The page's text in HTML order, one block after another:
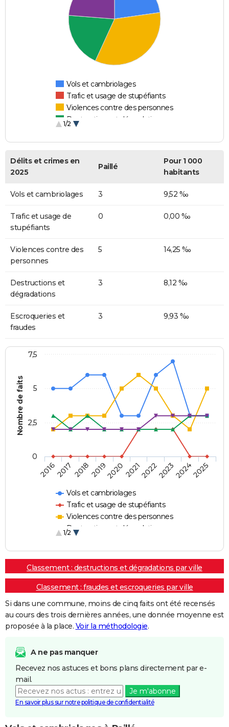
Vols et cambriolages
Trafic et usage de stupéfiants
Violences contre des personnes
Destructions et dégradations
1/2
Délits et crimes en
2025
Paillé
Pour 1 000
habitants
Vols et cambriolages 3 9,52 ‰
Trafic et usage de
stupéfiants
0 0,00 ‰
Violences contre des
personnes
5 14,25 ‰
Destructions et
dégradations
3 8,12 ‰
Escroqueries et
fraudes
3 9,93 ‰
Nombre de faits
Vols et cambriolages
Trafic et usage de stupéfiants
Violences contre des personnes
Destructions et dégradations
1/2
20162017 20182019202020212022202320242025
0
2,5
5
7,5
Classement : destructions et dégradations par ville
Classement : fraudes et escroqueries par ville
Si dans une commune, moins de cinq faits ont été recensés
au cours des trois dernières années, une donnée moyenne est
proposée à la place. Voir la méthodologie.
A ne pas manquer
Recevez nos astuces et bons plans directement par e-
mail.
Je m'abonne
En savoir plus sur notre politique de confidentialité